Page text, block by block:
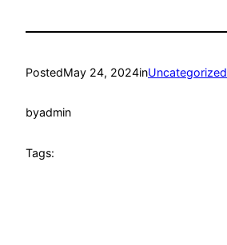
PostedMay 24, 2024inUncategorized
byadmin
Tags: